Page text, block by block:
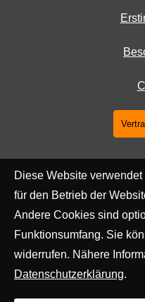
Diese Website
für den Betrieb der
Andere Cookies sind
Funktionsumfang. Sie
widerrufen. Nähere
Datenschutzerklärung.